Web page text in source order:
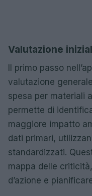
Valutazione
Il primo passo
valutazione
spesa per materiali
permette di
maggiore impatto
dati primari,
standardizzati.
mappa delle
d’azione e